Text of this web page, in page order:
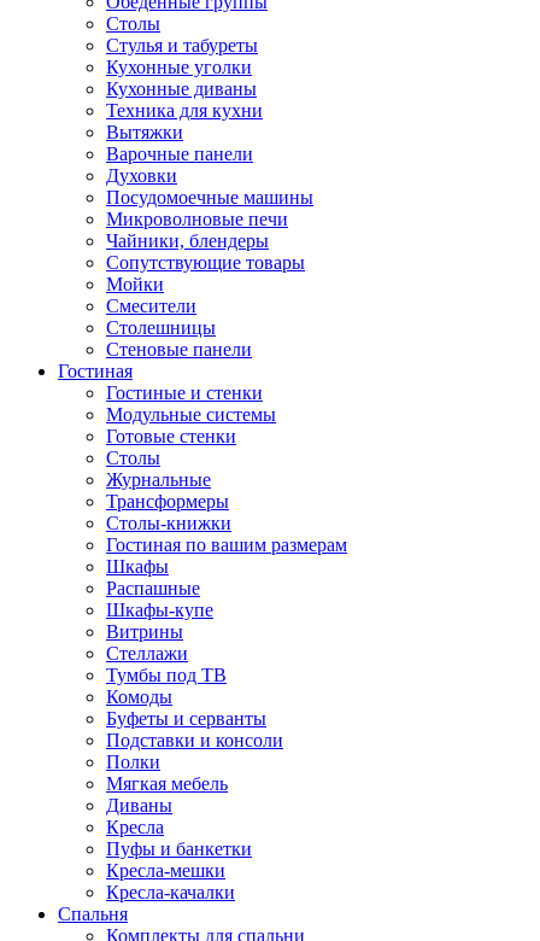
Столы
Стулья и табуреты
Кухонные уголки
Кухонные диваны
Техника для кухни
Вытяжки
Варочные панели
Духовки
Посудомоечные машины
Микроволновые печи
Чайники, блендеры
Сопутствующие товары
Мойки
Смесители
Столешницы
Стеновые панели
Гостиная
Гостиные и стенки
Модульные системы
Готовые стенки
Столы
Журнальные
Трансформеры
Столы-книжки
Гостиная по вашим размерам
Шкафы
Распашные
Шкафы-купе
Витрины
Стеллажи
Тумбы под ТВ
Комоды
Буфеты и серванты
Подставки и консоли
Полки
Мягкая мебель
Диваны
Кресла
Пуфы и банкетки
Кресла-мешки
Кресла-качалки
Спальня
Комплекты для спальни